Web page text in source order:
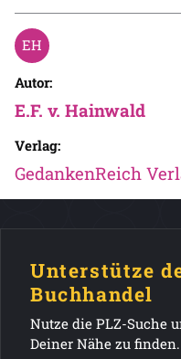
Autor:
E.F. v. Hainwald
Verlag:
GedankenReich
Unterstütze
Buchhandel
Nutze die PLZ-Suche
Deiner Nähe zu finden.